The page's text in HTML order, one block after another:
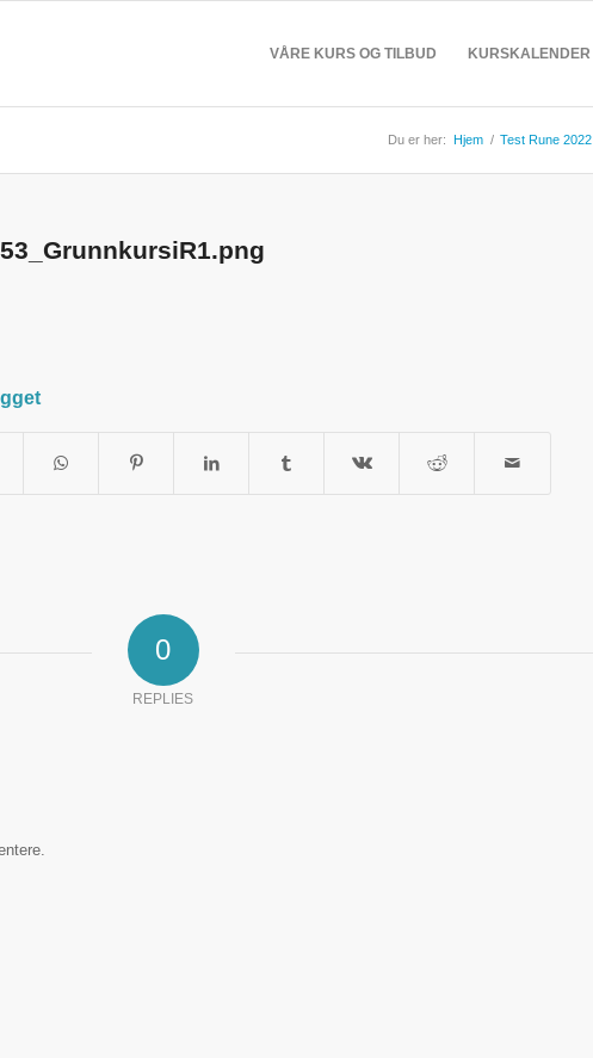
VÅRE KURS OG TILBUD KURSKALENDER
Du er her: Hjem / Test Rune 2022
0
REPLIES